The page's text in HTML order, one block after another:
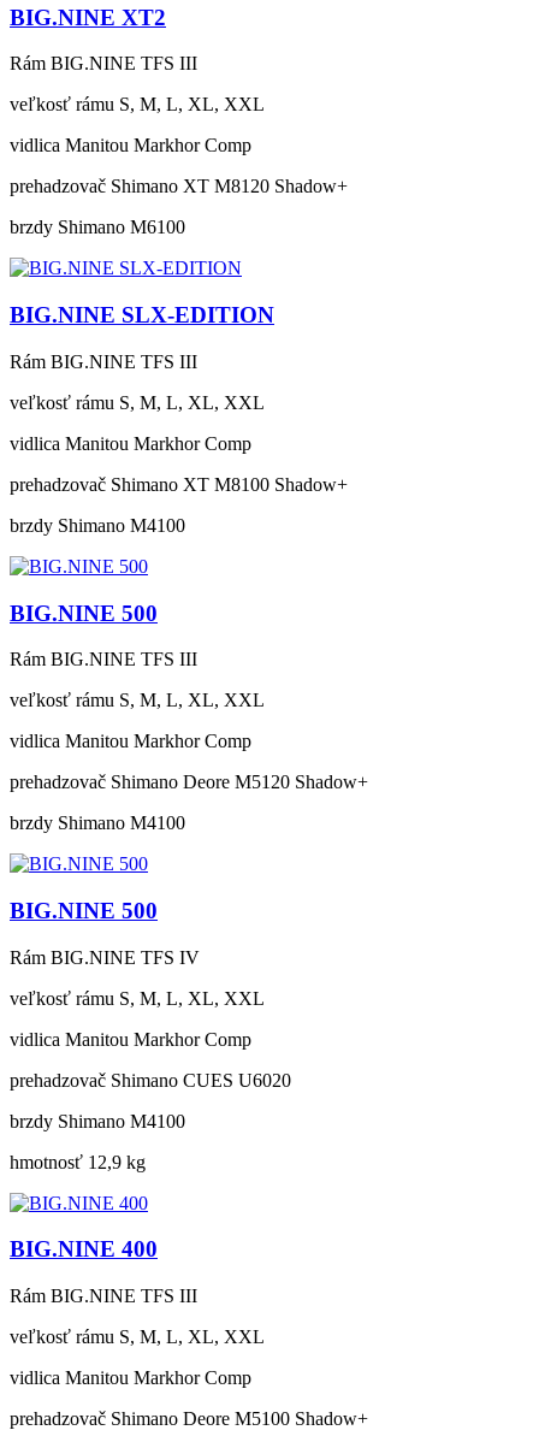
BIG.NINE XT2
Rám BIG.NINE TFS III
veľkosť rámu S, M, L, XL, XXL
vidlica Manitou Markhor Comp
prehadzovač Shimano XT M8120 Shadow+
brzdy Shimano M6100
BIG.NINE SLX-EDITION
Rám BIG.NINE TFS III
veľkosť rámu S, M, L, XL, XXL
vidlica Manitou Markhor Comp
prehadzovač Shimano XT M8100 Shadow+
brzdy Shimano M4100
BIG.NINE 500
Rám BIG.NINE TFS III
veľkosť rámu S, M, L, XL, XXL
vidlica Manitou Markhor Comp
prehadzovač Shimano Deore M5120 Shadow+
brzdy Shimano M4100
BIG.NINE 500
Rám BIG.NINE TFS IV
veľkosť rámu S, M, L, XL, XXL
vidlica Manitou Markhor Comp
prehadzovač Shimano CUES U6020
brzdy Shimano M4100
hmotnosť 12,9 kg
BIG.NINE 400
Rám BIG.NINE TFS III
veľkosť rámu S, M, L, XL, XXL
vidlica Manitou Markhor Comp
prehadzovač Shimano Deore M5100 Shadow+